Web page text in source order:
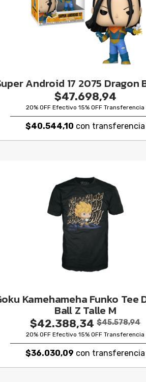
Android 17 2075 Dragon
$47.698,94
20% OFF Efectivo 15% OFF Transferencia
$40.544,10 con transferencia
Kamehameha Funko Tee
Ball Z Talle M
$42.388,34 $45.578,94
20% OFF Efectivo 15% OFF Transferencia
$36.030,09 con transferencia